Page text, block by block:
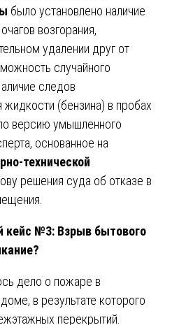
было установлено наличие
возгорания,
удалении друг от
случайного
следов
(бензина) в пробах
версию умышленного
основанное на
технической
решения суда об отказе в
кейс №3: Взрыв бытового
дело о пожаре в
в результате которого
перекрытий.